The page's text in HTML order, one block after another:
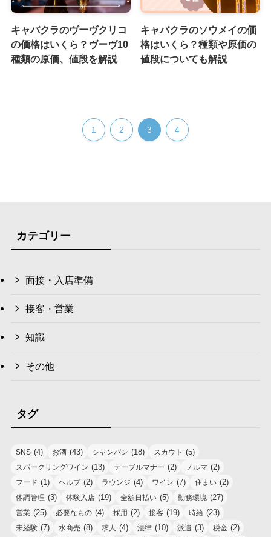
キャバクラのヴーヴクリコ
の価格はいくら？ヴーヴ10
種類の原価、値段を解説
キャバクラのソウメイの価
格はいくら？種類や原価の
値段についても解説
1 2 3 4
カテゴリー
面接・入店準備
接客・営業
知識
その他
タグ
SNS (4) お酒 (43) シャンパン (18) スカウト (5)
スパークリングワイン (13) テーブルマナー (2) ノルマ (2)
フード (1) ヘルプ(2) ラウンジ (4) ワイン (7) 住まい (2)
体調管理 (3) 体験入店 (19) 全額日払い (5) 勤務環境 (27)
営業 (25) 必要なもの (4) 採用 (2) 接客 (19) 時給 (23)
未経験 (7) 水商売 (8) 求人 (4) 法律 (10) 派遣 (3) 税金 (2)